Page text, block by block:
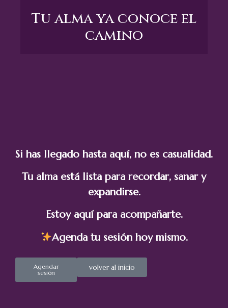
Tu alma ya conoce el
camino
Si has llegado hasta aquí, no es casualidad.
Tu alma está lista para recordar, sanar y
expandirse.
Estoy aquí para acompañarte.
Agenda tu sesión hoy mismo.
Agendar
sesión
volver al inicio